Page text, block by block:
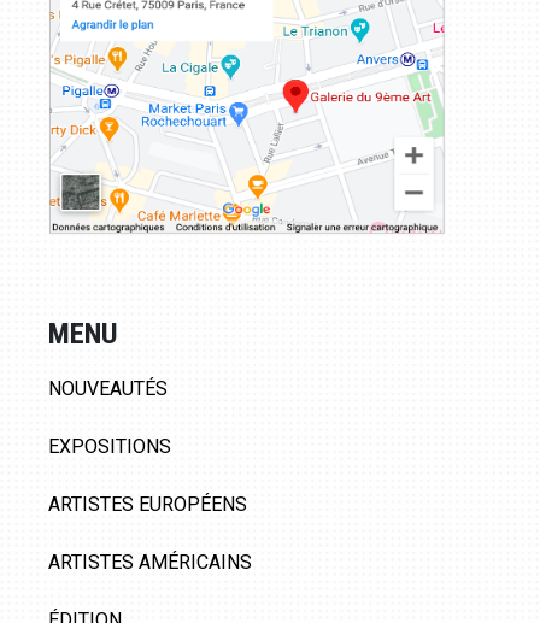
MENU
NOUVEAUTÉS
EXPOSITIONS
ARTISTES EUROPÉENS
ARTISTES AMÉRICAINS